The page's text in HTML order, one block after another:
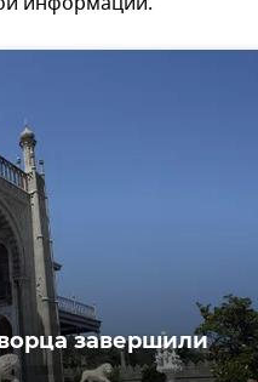
завершили